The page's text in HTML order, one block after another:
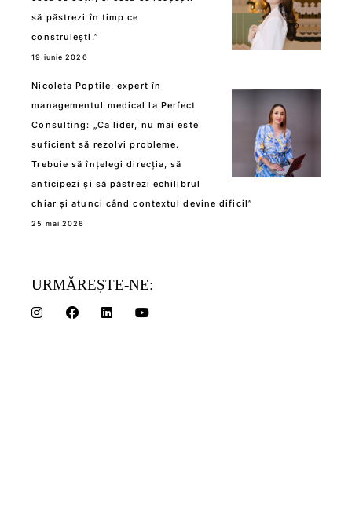
să păstrezi în timp ce
construiești.”
19 iunie 2026
Nicoleta Poptile, expert în
managementul medical la Perfect
Consulting: „Ca lider, nu mai este
suficient să rezolvi probleme.
Trebuie să înțelegi direcția, să
anticipezi și să păstrezi echilibrul
chiar și atunci când contextul devine dificil”
25 mai 2026
URMĂREȘTE-NE: